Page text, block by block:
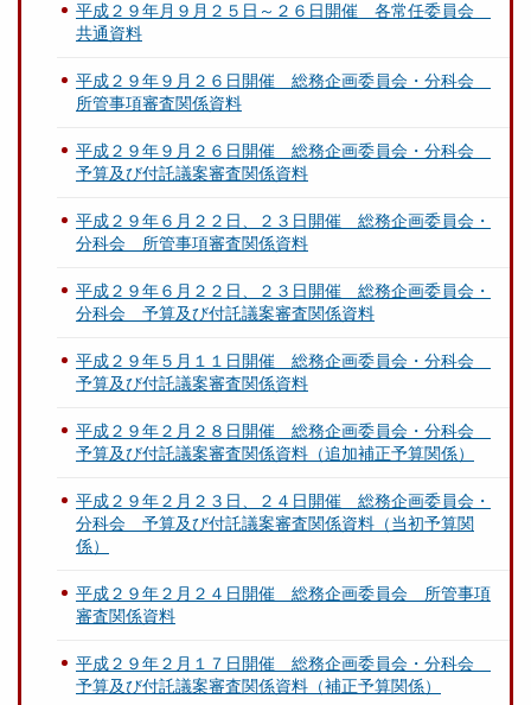
平成２９年月９月２５日～２６日開催 各常任委員会
共通資料
平成２９年９月２６日開催 総務企画委員会・分科会
所管事項審査関係資料
平成２９年９月２６日開催 総務企画委員会・分科会
予算及び付託議案審査関係資料
平成２９年６月２２日、２３日開催 総務企画委員会・
分科会 所管事項審査関係資料
平成２９年６月２２日、２３日開催 総務企画委員会・
分科会 予算及び付託議案審査関係資料
平成２９年５月１１日開催 総務企画委員会・分科会
予算及び付託議案審査関係資料
平成２９年２月２８日開催 総務企画委員会・分科会
予算及び付託議案審査関係資料（追加補正予算関係）
平成２９年２月２３日、２４日開催 総務企画委員会・
分科会 予算及び付託議案審査関係資料（当初予算関
係）
平成２９年２月２４日開催 総務企画委員会 所管事項
審査関係資料
平成２９年２月１７日開催 総務企画委員会・分科会
予算及び付託議案審査関係資料（補正予算関係）